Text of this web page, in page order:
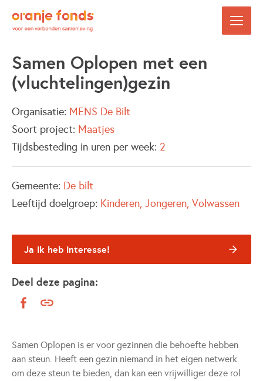
Samen Oplopen met een
(vluchtelingen)gezin
Organisatie: MENS De Bilt
Soort project: Maatjes
Tijdsbesteding in uren per week: 2
Gemeente: De bilt
Leeftijd doelgroep: Kinderen Jongeren Volwassen
Ja ik heb interesse!
Deel deze pagina:
Samen Oplopen is er voor gezinnen die behoefte hebben
aan steun. Heeft een gezin niemand in het eigen netwerk
om deze steun te bieden, dan kan een vrijwilliger deze rol